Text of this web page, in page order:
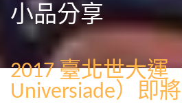
小品分享
2017 臺北世大運
Universiade）即